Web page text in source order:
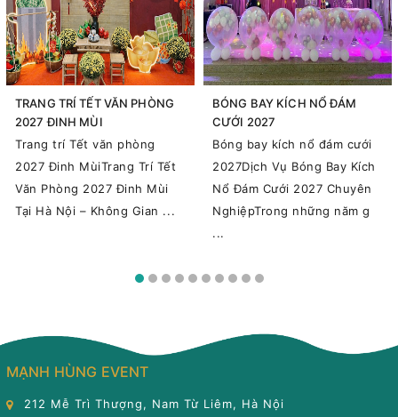
TRANG TRÍ TẾT VĂN PHÒNG
2027 ĐINH MÙI
Trang trí Tết văn phòng
2027 Đinh MùiTrang Trí Tết
Văn Phòng 2027 Đinh Mùi
Tại Hà Nội – Không Gian ...
BÓNG BAY KÍCH NỔ ĐÁM
CƯỚI 2027
Bóng bay kích nổ đám cưới
2027Dịch Vụ Bóng Bay Kích
Nổ Đám Cưới 2027 Chuyên
NghiệpTrong những năm g
...
MẠNH HÙNG EVENT
212 Mễ Trì Thượng, Nam Từ Liêm, Hà Nội